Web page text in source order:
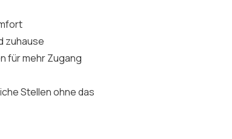
zuhause
für mehr Zugang
Stellen ohne das